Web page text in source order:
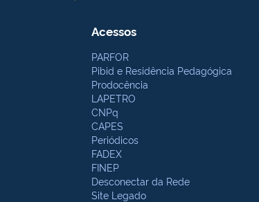
Acessos
PARFOR
Pibid e Residência Pedagógica
Prodocência
LAPETRO
CNPq
CAPES
Periódicos
FADEX
FINEP
Desconectar da Rede
Site Legado